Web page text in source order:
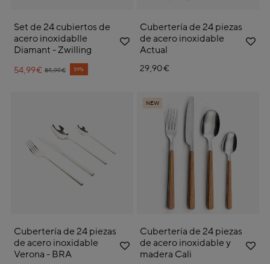
Set de 24 cubiertos de
acero inoxidablle
Diamant - Zwilling
Price reduced from
89,99€
to 39%
54,99€
Cubertería de 24 piezas
de acero inoxidable
Actual
29,90€
Cubertería de 24 piezas
de acero inoxidable
Verona - BRA
NEW
Cubertería de 24 piezas
de acero inoxidable y
madera Cali